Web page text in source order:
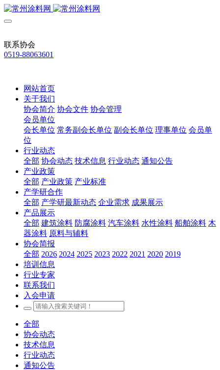
联系协会
0519-88063601
网站首页
关于我们
协会简介 协会文件 协会管理
会员单位
会长单位 常务副会长单位 副会长单位 理事单位 会员单
位
行业动态
全部 协会动态 技术信息 行业动态 通知公告
产业政策
全部 产业政策 产业标准
产学研合作
全部 产学研最新动态 企业需求 成果展示
产品展示
全部 建筑涂料 防腐涂料 汽车涂料 水性涂料 船舶涂料 木
器涂料 原料与辅料
协会简报
全部 2026 2024 2025 2023 2022 2021 2020 2019
培训信息
行业专家
联系我们
入会申请
全部
协会动态
技术信息
行业动态
通知公告